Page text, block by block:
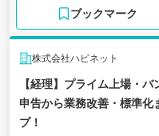
ブックマーク
株式会社ハピネット
【経理】プライム上場・
申告から業務改善・標準化
プ！